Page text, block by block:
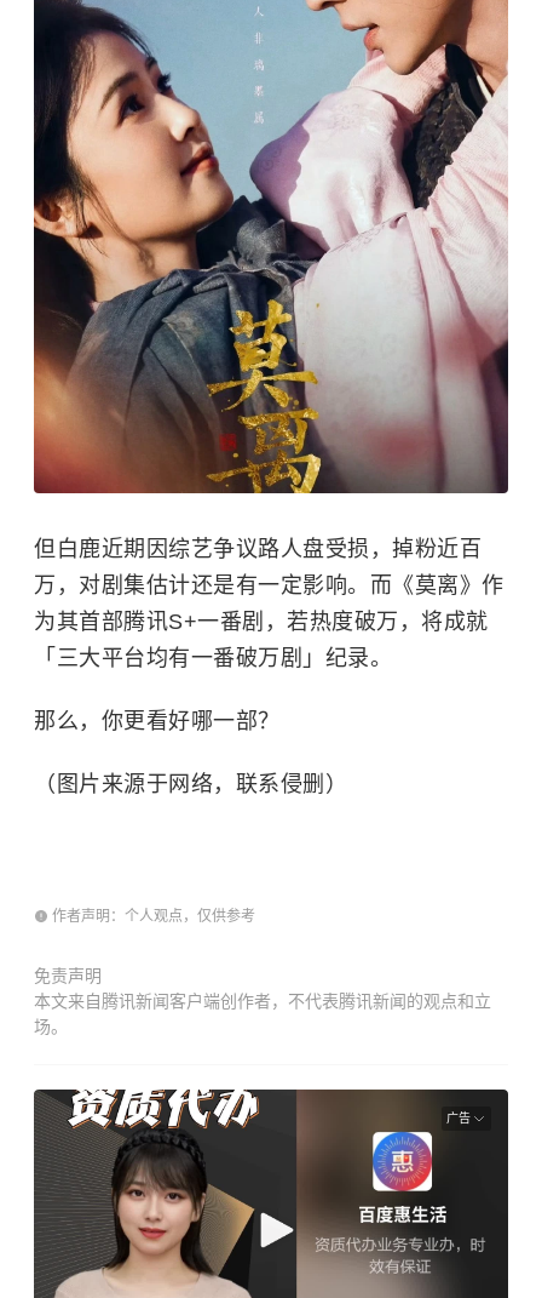
但白鹿近期因综艺争议路人盘受损，掉粉近百
万，对剧集估计还是有一定影响。而《莫离》作
为其首部腾讯S+一番剧，若热度破万，将成就
「三大平台均有一番破万剧」纪录。
那么，你更看好哪一部？
（图片来源于网络，联系侵删）
作者声明：个人观点，仅供参考
免责声明
本文来自腾讯新闻客户端创作者，不代表腾讯新闻的观点和立
场。
广告